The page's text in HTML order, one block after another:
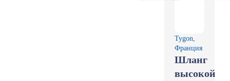
Tygon,
Франция
Шланг
высокой